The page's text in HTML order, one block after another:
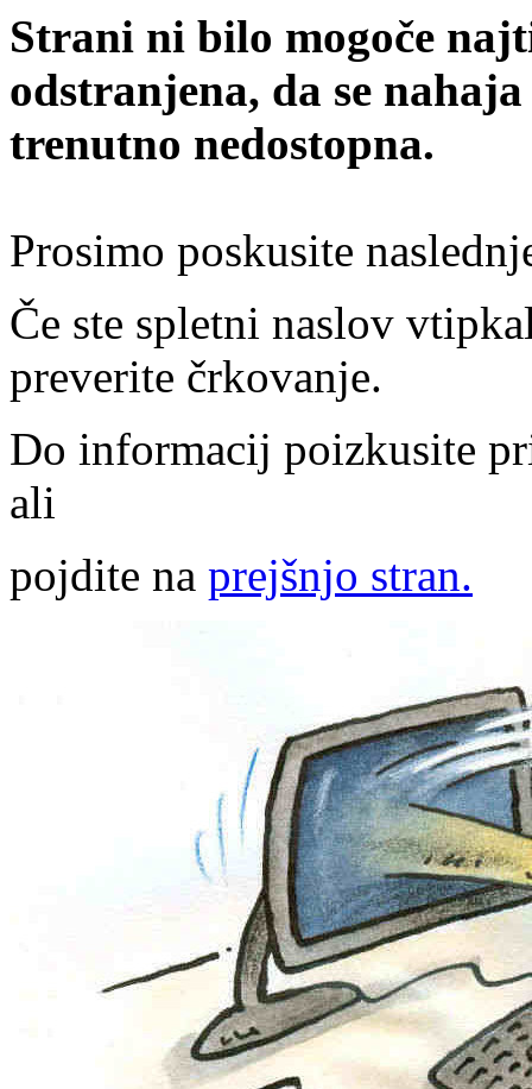
Strani ni bilo mogoče
odstranjena, da se
trenutno nedostopna.
Prosimo poskusite
Če ste spletni naslov
preverite črkovanje.
Do informacij poizkusite
ali
pojdite na prejšnjo stran.